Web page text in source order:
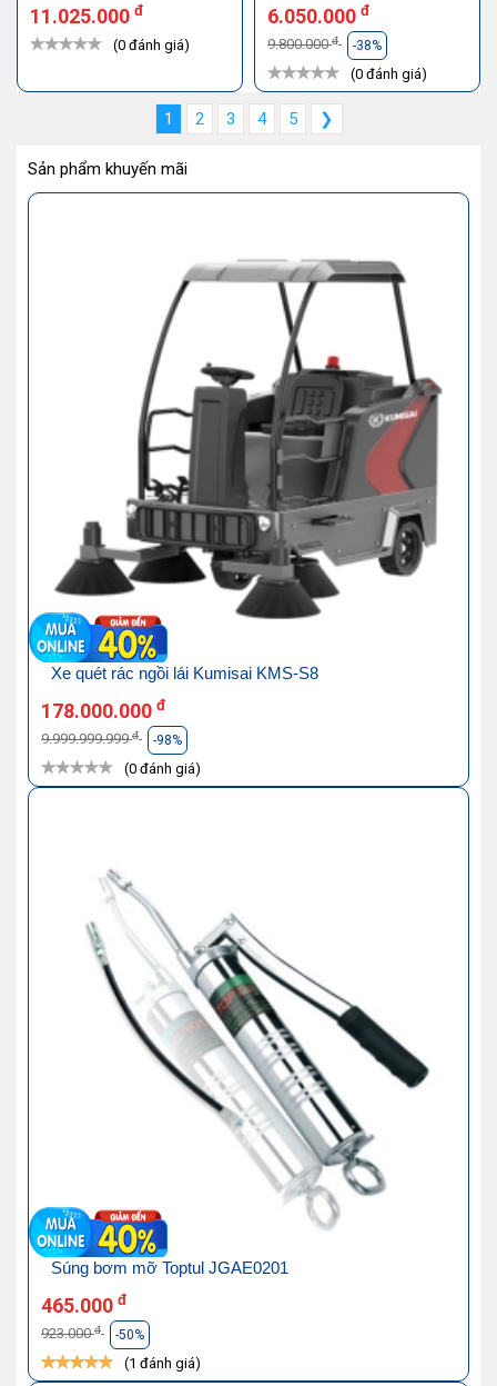
11.025.000 đ
(0 đánh giá)
6.050.000 đ
9.800.000đ -38%
(0 đánh giá)
1 2 3 4 5 ❯
Sản phẩm khuyến mãi
Xe quét rác ngồi lái Kumisai KMS-S8
178.000.000 đ
9.999.999.999đ -98%
(0 đánh giá)
Súng bơm mỡ Toptul JGAE0201
465.000 đ
923.000đ -50%
(1 đánh giá)